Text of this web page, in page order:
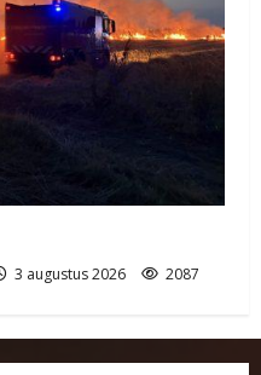
3 augustus 2026 2087